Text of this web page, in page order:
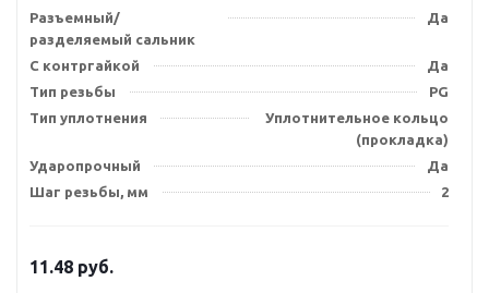
Разъемный/
разделяемый сальник
Да
С контргайкой
Да
Тип резьбы
PG
Тип уплотнения
Уплотнительное кольцо
(прокладка)
Ударопрочный
Да
Шаг резьбы, мм
2
11.48 руб.